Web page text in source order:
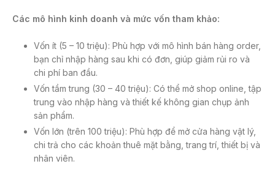
Các mô hình kinh doanh và mức vốn tham khảo:
Vốn ít (5 – 10 triệu): Phù hợp với mô hình bán hàng order,
bạn chỉ nhập hàng sau khi có đơn, giúp giảm rủi ro và
chi phí ban đầu.
Vốn tầm trung (30 – 40 triệu): Có thể mở shop online, tập
trung vào nhập hàng và thiết kế không gian chụp ảnh
sản phẩm.
Vốn lớn (trên 100 triệu): Phù hợp để mở cửa hàng vật lý,
chi trả cho các khoản thuê mặt bằng, trang trí, thiết bị và
nhân viên.